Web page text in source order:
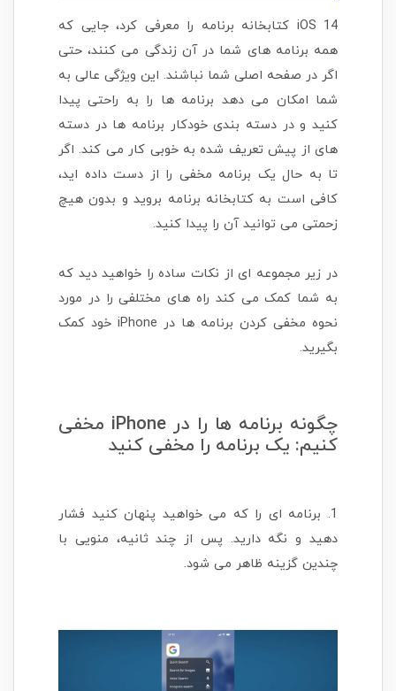
iOS 14 کتابخانه برنامه را معرفی کرد، جایی که
همه برنامه های شما در آن زندگی می کنند، حتی
اگر در صفحه اصلی شما نباشند. این ویژگی عالی به
شما امکان می دهد برنامه ها را به راحتی پیدا
کنید و در دسته بندی خودکار برنامه ها در دسته
های از پیش تعریف شده به خوبی کار می کند. اگر
تا به حال یک برنامه مخفی را از دست داده اید،
کافی است به کتابخانه برنامه بروید و بدون هیچ
زحمتی می توانید آن را پیدا کنید.
در زیر مجموعه ای از نکات ساده را خواهید دید که
به شما کمک می کند راه های مختلفی را در مورد
نحوه مخفی کردن برنامه ها در iPhone خود کمک
بگیرید.
چگونه برنامه ها را در iPhone مخفی
کنیم: یک برنامه را مخفی کنید
1. برنامه ای را که می خواهید پنهان کنید فشار
دهید و نگه دارید. پس از چند ثانیه، منویی با
چندین گزینه ظاهر می شود.